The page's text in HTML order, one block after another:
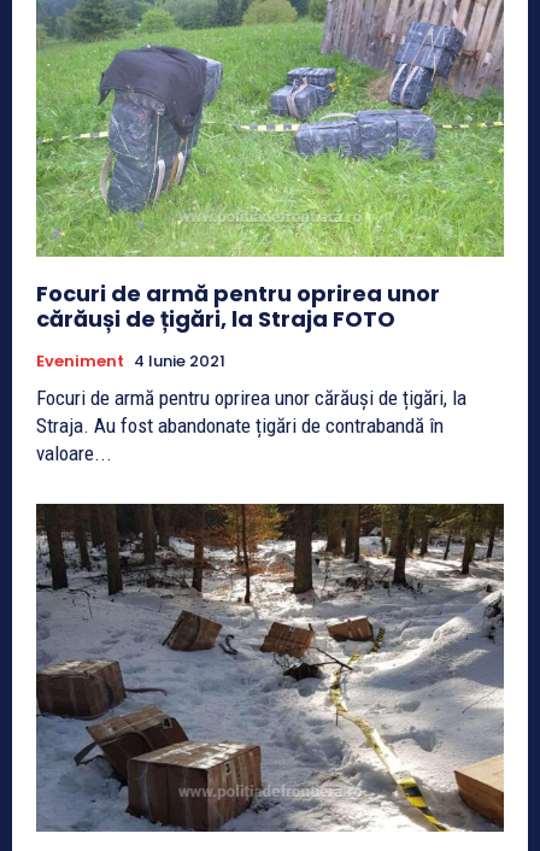
Focuri de armă pentru oprirea unor
cărăuși de țigări, la Straja FOTO
Eveniment 4 Iunie 2021
Focuri de armă pentru oprirea unor cărăuși de țigări, la
Straja. Au fost abandonate țigări de contrabandă în
valoare...